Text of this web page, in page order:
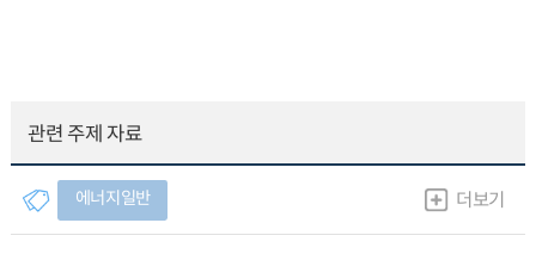
관련 주제 자료
에너지일반 더보기